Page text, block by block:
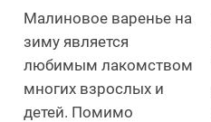
Малиновое варенье на
зиму является
любимым лакомством
многих взрослых и
детей. Помимо